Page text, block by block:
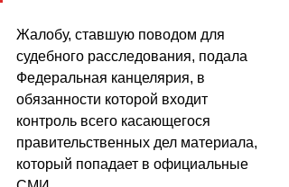
Жалобу, ставшую поводом для
судебного расследования, подала
Федеральная канцелярия, в
обязанности которой входит
контроль всего касающегося
правительственных дел материала,
который попадает в официальные